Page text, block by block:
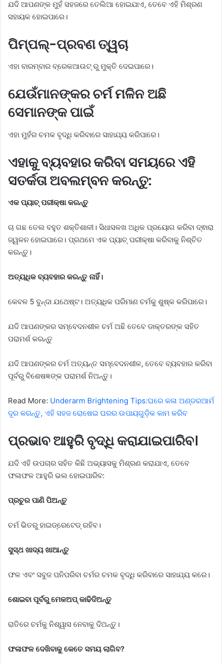
ଯଦି ଆପଣଙ୍କ ମୁହଁ ସହଜରେ ତେଲିଆ ହୋଇଯାଏ, ତେବେ ଏହି ମିଶ୍ରଣ
ସହାୟକ ହୋଇପାରେ।
ପିମ୍ପଲ୍-ପ୍ରବଣ ତ୍ୱଚା
ଏହା ବାରମ୍ବାର ବ୍ରେକଆଉଟ୍ ରୁ ମୁକ୍ତି ଦେଇପାରେ।
ଯେଉଁମାନଙ୍କର ଚର୍ମ ମଳିନ ଅଛି
ସେମାନଙ୍କ ପାଇଁ
ଏହା ମୁହଁର ଚମକ ବୃଦ୍ଧି କରିବାରେ ସାହାଯ୍ୟ କରିପାରେ।
ଏହାକୁ ବ୍ୟବହାର କରିବା ସମୟରେ ଏହି
ସତର୍କତା ଅବଲମ୍ବନ କରନ୍ତୁ:
ଏକ ପ୍ୟାଚ୍ ପରୀକ୍ଷା କରନ୍ତୁ
ଚା ଗଛ ତେଲ ବହୁତ ଶକ୍ତିଶାଳୀ। ସିଧାସଳଖ ଅଧିକ ପ୍ରୟୋଗ କରିବା ଦ୍ଵାରା
ଜ୍ୱଳନ ହୋଇପାରେ। ପ୍ରଥମେ ଏକ ପ୍ୟାଚ୍ ପରୀକ୍ଷା କରିବାକୁ ନିଶ୍ଚିତ
କରନ୍ତୁ।
ଅତ୍ୟଧିକ ବ୍ୟବହାର କରନ୍ତୁ ନାହିଁ।
କେବଳ 5 ବୁନ୍ଦା ଯଥେଷ୍ଟ। ଅତ୍ୟଧିକ ପରିମାଣ ଚର୍ମକୁ ଶୁଷ୍କ କରିପାରେ।
ଯଦି ଆପଣଙ୍କର ସମ୍ବେଦନଶୀଳ ଚର୍ମ ଅଛି ତେବେ ଡାକ୍ତରଙ୍କ ସହିତ
ପରାମର୍ଶ କରନ୍ତୁ
ଯଦି ଆପଣଙ୍କର ଚର୍ମ ଅତ୍ୟନ୍ତ ସମ୍ବେଦନଶୀଳ, ତେବେ ବ୍ୟବହାର କରିବା
ପୂର୍ବରୁ ବିଶେଷଜ୍ଞଙ୍କ ପରାମର୍ଶ ନିଅନ୍ତୁ।
Read More: Underarm Brightening Tips:ଘରେ କଳା ଅଣ୍ଡରଆର୍ମ
ଦୂର କରନ୍ତୁ, ଏହି ସହଜ ରୋଷେଇ ଘରର ଉପାୟଗୁଡ଼ିକ କାମ କରିବ
ପ୍ରଭାବ ଆହୁରି ବୃଦ୍ଧି କରାଯାଇପାରିବ।
ଯଦି ଏହି ଉପଚାର ସହିତ କିଛି ଅଭ୍ୟାସକୁ ମିଶ୍ରଣ କରାଯାଏ, ତେବେ
ଫଳାଫଳ ଆହୁରି ଭଲ ହୋଇପାରିବ:
ପ୍ରଚୁର ପାଣି ପିଅନ୍ତୁ
ଚର୍ମ ଭିତରୁ ହାଇଡ୍ରେଟେଡ୍ ରହିବ।
ସୁସ୍ଥ ଖାଦ୍ୟ ଖାଆନ୍ତୁ
ଫଳ ଏବଂ ସବୁଜ ପନିପରିବା ଚର୍ମର ଚମକ ବୃଦ୍ଧି କରିବାରେ ସାହାଯ୍ୟ କରେ।
ଶୋଇବା ପୂର୍ବରୁ ମେକଅପ୍ କାଢିଦିଅନ୍ତୁ
ରାତିରେ ଚର୍ମକୁ ନିଶ୍ୱାସ ନେବାକୁ ଦିଅନ୍ତୁ।
ଫଳାଫଳ ଦେଖିବାକୁ କେତେ ସମୟ ଲାଗିବ?